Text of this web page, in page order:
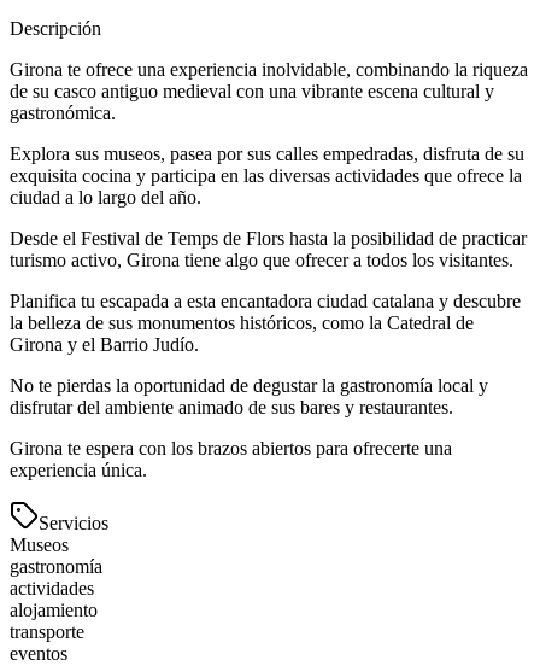
Descripción
Girona te ofrece una experiencia inolvidable, combinando la riqueza
de su casco antiguo medieval con una vibrante escena cultural y
gastronómica.
Explora sus museos, pasea por sus calles empedradas, disfruta de su
exquisita cocina y participa en las diversas actividades que ofrece la
ciudad a lo largo del año.
Desde el Festival de Temps de Flors hasta la posibilidad de practicar
turismo activo, Girona tiene algo que ofrecer a todos los visitantes.
Planifica tu escapada a esta encantadora ciudad catalana y descubre
la belleza de sus monumentos históricos, como la Catedral de
Girona y el Barrio Judío.
No te pierdas la oportunidad de degustar la gastronomía local y
disfrutar del ambiente animado de sus bares y restaurantes.
Girona te espera con los brazos abiertos para ofrecerte una
experiencia única.
Servicios
Museos
gastronomía
actividades
alojamiento
transporte
eventos